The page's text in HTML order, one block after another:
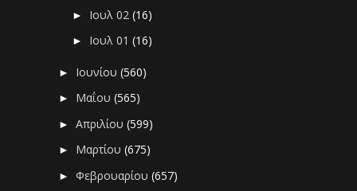
► Ιουλ 02(16)
► Ιουλ 01(16)
► Ιουνίου(560)
► Μαΐου(565)
►Απριλίου(599)
► Μαρτίου(675)
►Φεβρουαρίου(657)